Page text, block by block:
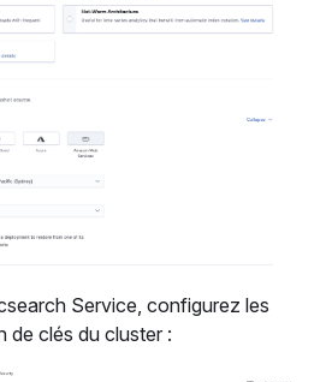
Service, configurez les
de clés du cluster :